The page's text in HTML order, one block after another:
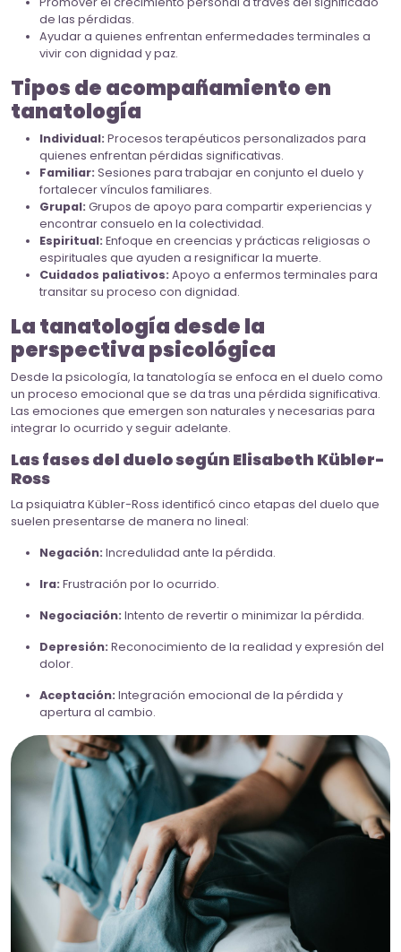
de las pérdidas.
Ayudar a quienes enfrentan enfermedades terminales a
vivir con dignidad y paz.
Tipos de acompañamiento en
tanatología
Individual: Procesos terapéuticos personalizados para
quienes enfrentan pérdidas significativas.
Familiar: Sesiones para trabajar en conjunto el duelo y
fortalecer vínculos familiares.
Grupal: Grupos de apoyo para compartir experiencias y
encontrar consuelo en la colectividad.
Espiritual: Enfoque en creencias y prácticas religiosas o
espirituales que ayuden a resignificar la muerte.
Cuidados paliativos: Apoyo a enfermos terminales para
transitar su proceso con dignidad.
La tanatología desde la
perspectiva psicológica
Desde la psicología, la tanatología se enfoca en el duelo como
un proceso emocional que se da tras una pérdida significativa.
Las emociones que emergen son naturales y necesarias para
integrar lo ocurrido y seguir adelante.
Las fases del duelo según Elisabeth Kübler-
Ross
La psiquiatra Kübler-Ross identificó cinco etapas del duelo que
suelen presentarse de manera no lineal:
Negación: Incredulidad ante la pérdida.
Ira: Frustración por lo ocurrido.
Negociación: Intento de revertir o minimizar la pérdida.
Depresión: Reconocimiento de la realidad y expresión del
dolor.
Aceptación: Integración emocional de la pérdida y
apertura al cambio.